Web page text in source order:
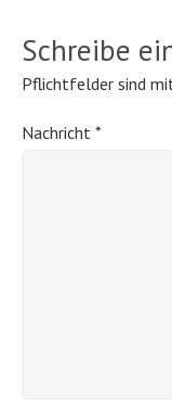
Schreibe
Pflichtfelder sind
Nachricht *